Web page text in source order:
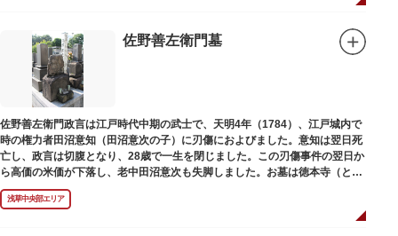
佐野善左衛門墓
佐野善左衛門政言は江戸時代中期の武士で、天明4年（1784）、江戸城内で
時の権力者田沼意知（田沼意次の子）に刃傷におよびました。意知は翌日死
亡し、政言は切腹となり、28歳で一生を閉じました。この刃傷事件の翌日か
ら高価の米価が下落し、老中田沼意次も失脚しました。お墓は徳本寺（とく
ほんじ）境内にあります。
浅草中央部エリア